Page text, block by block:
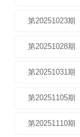
第20251023期
第20251028期
第20251031期
第20251105期
第20251110期